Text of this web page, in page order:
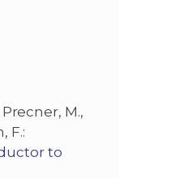
Precner, M.,
F.:
to